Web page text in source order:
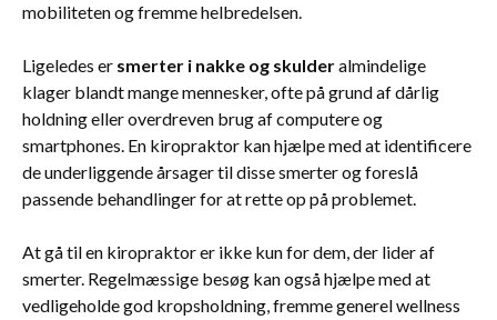
mobiliteten og fremme helbredelsen.
Ligeledes er smerter i nakke og skulderalmindelige
klager blandt mange mennesker, ofte på grund af dårlig
holdning eller overdreven brug af computere og
smartphones. En kiropraktor kan hjælpe med at identificere
de underliggende årsager til disse smerter og foreslå
passende behandlinger for at rette op på problemet.
At gå til en kiropraktor er ikke kun for dem, der lider af
smerter. Regelmæssige besøg kan også hjælpe med at
vedligeholde god kropsholdning, fremme generel wellness